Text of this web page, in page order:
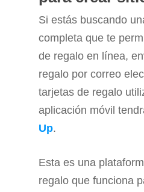
Si estás buscando
completa que te
de regalo en línea,
regalo por correo
tarjetas de regalo
aplicación móvil
Up.
Esta es una
regalo que funciona